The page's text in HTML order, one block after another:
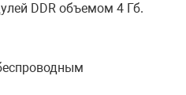
DDR объемом 4 Гб.